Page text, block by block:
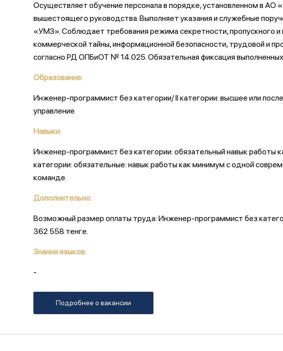
Осуществляет обучение персонала в порядке, установленном в
вышестоящего руководства. Выполняет указания и служебные
«УМЗ». Соблюдает требования режима секретности, пропускного
коммерческой тайны, информационной безопасности, трудовой и
согласно РД ОПБиОТ № 14.025. Обязательная фиксация
Образование:
Инженер-программист без категории/ II категории: высшее или
управление
Навыки:
Инженер-программист без категории: обязательный навык работы
категории: обязательные: навык работы как минимум с одной
команде.
Дополнительно:
Возможный размер оплаты труда: Инженер-программист без
362 558 тенге.
Знания языков:
-
Подробнее о вакансии